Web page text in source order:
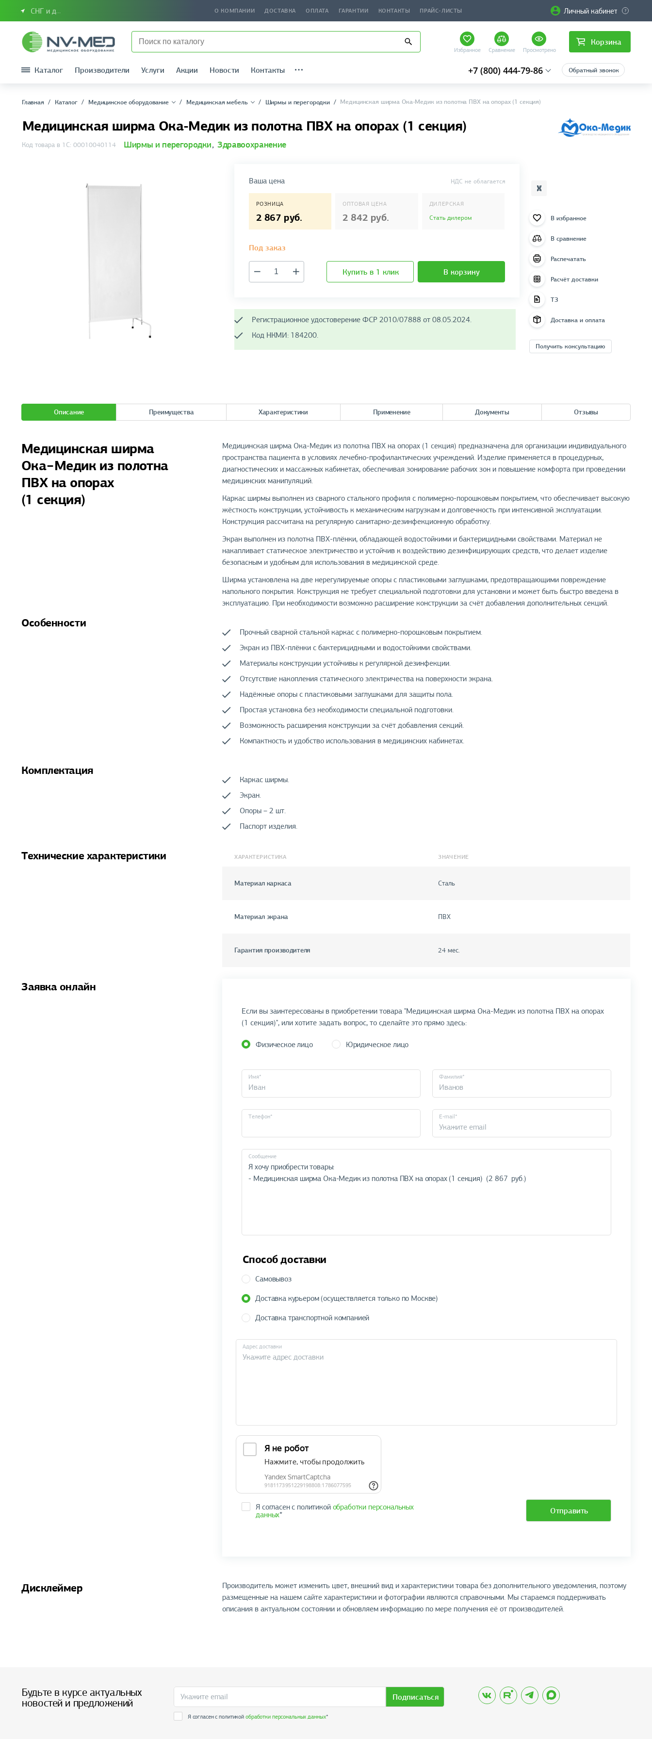
СНГ и другие страны О КОМПАНИИ ДОСТАВКА ОПЛАТА ГАРАНТИИ КОНТАКТЫ ПРАЙС-ЛИСТЫ Личный кабинет
Избранное Сравнение Просмотрено
Корзина
Каталог Производители Услуги Акции Новости Контакты +7 (800) 444-79-86 Обратный звонок
Главная Каталог Медицинское оборудование Медицинская мебель Ширмы и перегородки Медицинская ширма Ока-Медик из полотна ПВХ на опорах (1 секция)
Медицинская ширма Ока-Медик из полотна ПВХ на опорах (1 секция)
Код товара в 1С: 00010040114 Ширмы и перегородки, Здравоохранение
Ваша цена НДС не облагается
РОЗНИЦА
2 867 руб.
ОПТОВАЯ ЦЕНА
2 842 руб.
ДИЛЕРСКАЯ
Стать дилером
Под заказ
Купить в 1 клик В корзину
Регистрационное удостоверение ФСР 2010/07888 от 08.05.2024.
Код НКМИ: 184200.
В избранное
В сравнение
Распечатать
Расчёт доставки
ТЗ
Доставка и оплата
Получить консультацию
Описание Преимущества Характеристики Применение Документы Отзывы
Медицинская ширма
Ока−Медик из полотна
ПВХ на опорах
(1 секция)
Медицинская ширма Ока-Медик из полотна ПВХ на опорах (1 секция) предназначена для организации индивидуального
пространства пациента в условиях лечебно-профилактических учреждений. Изделие применяется в процедурных,
диагностических и массажных кабинетах, обеспечивая зонирование рабочих зон и повышение комфорта при проведении
медицинских манипуляций.
Каркас ширмы выполнен из сварного стального профиля с полимерно-порошковым покрытием, что обеспечивает высокую
жёсткость конструкции, устойчивость к механическим нагрузкам и долговечность при интенсивной эксплуатации.
Конструкция рассчитана на регулярную санитарно-дезинфекционную обработку.
Экран выполнен из полотна ПВХ-плёнки, обладающей водостойкими и бактерицидными свойствами. Материал не
накапливает статическое электричество и устойчив к воздействию дезинфицирующих средств, что делает изделие
безопасным и удобным для использования в медицинской среде.
Ширма установлена на две нерегулируемые опоры с пластиковыми заглушками, предотвращающими повреждение
напольного покрытия. Конструкция не требует специальной подготовки для установки и может быть быстро введена в
эксплуатацию. При необходимости возможно расширение конструкции за счёт добавления дополнительных секций.
Особенности
Прочный сварной стальной каркас с полимерно-порошковым покрытием.
Экран из ПВХ-плёнки с бактерицидными и водостойкими свойствами.
Материалы конструкции устойчивы к регулярной дезинфекции.
Отсутствие накопления статического электричества на поверхности экрана.
Надёжные опоры с пластиковыми заглушками для защиты пола.
Простая установка без необходимости специальной подготовки.
Возможность расширения конструкции за счёт добавления секций.
Компактность и удобство использования в медицинских кабинетах.
Комплектация
Каркас ширмы.
Экран.
Опоры – 2 шт.
Паспорт изделия.
Технические характеристики ХАРАКТЕРИСТИКА ЗНАЧЕНИЕ
Материал каркаса Сталь
Материал экрана ПВХ
Гарантия производителя 24 мес.
Заявка онлайн
Если вы заинтересованы в приобретении товара "Медицинская ширма Ока-Медик из полотна ПВХ на опорах
(1 секция)", или хотите задать вопрос, то сделайте это прямо здесь:
Физическое лицо Юридическое лицо
Имя* Фамилия*
Телефон* E-mail*
Cообщение
Способ доставки
Самовывоз
Доставка курьером (осуществляется только по Москве)
Доставка транспортной компанией
Адрес доставки
Я согласен с политикой обработки персональных
данных* Отправить
Дисклеймер
Производитель может изменить цвет, внешний вид и характеристики товара без дополнительного уведомления, поэтому
размещенные на нашем сайте характеристики и фотографии являются справочными. Мы стараемся поддерживать
описания в актуальном состоянии и обновляем информацию по мере получения её от производителей.
Будьте в курсе актуальных
новостей и предложений
Подписаться
Я согласен с политикойобработки персональных данных*